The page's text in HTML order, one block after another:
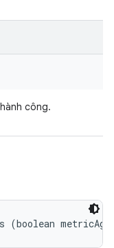
công.
(boolean